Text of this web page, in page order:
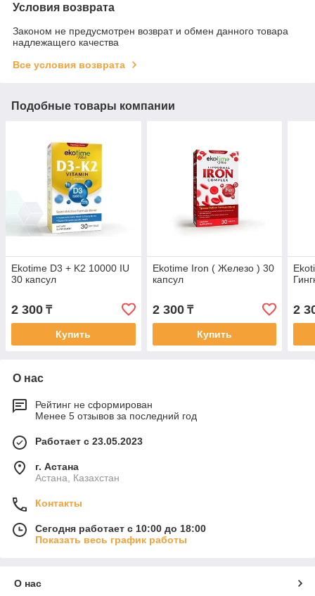
Условия возврата
Законом не предусмотрен возврат и обмен данного товара
надлежащего качества
Все условия возврата
Подобные товары компании
Ekotime D3 + K2 10000 IU
30 капсул
2 300 ₸
Купить
Ekotime Iron ( Железо ) 30
капсул
2 300₸
Купить
2
О нас
Рейтинг не сформирован
Менее 5 отзывов за последний год
Работает с 23.05.2023
г. Астана
Астана, Казахстан
Контакты
Сегодня работает с 10:00 до 18:00
Показать весь график работы
О нас